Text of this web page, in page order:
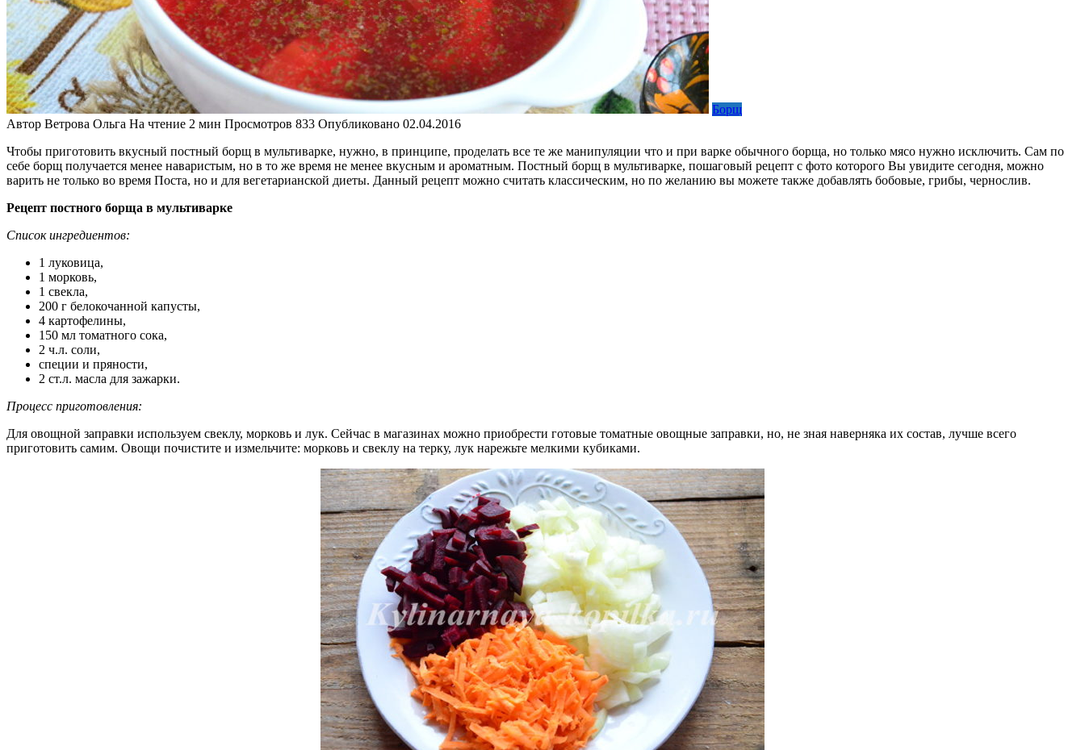
Борщ
Автор Ветрова Ольга На чтение 2 мин Просмотров 833 Опубликовано 02.04.2016
Чтобы приготовить вкусный постный борщ в мультиварке, нужно, в принципе, проделать все те же манипуляции что и при варке обычного борща, но только мясо нужно исключить. Сам по
себе борщ получается менее наваристым, но в то же время не менее вкусным и ароматным. Постный борщ в мультиварке, пошаговый рецепт с фото которого Вы увидите сегодня, можно
варить не только во время Поста, но и для вегетарианской диеты. Данный рецепт можно считать классическим, но по желанию вы можете также добавлять бобовые, грибы, чернослив.
Рецепт постного борща в мультиварке
Список ингредиентов:
1 луковица,
1 морковь,
1 свекла,
200 г белокочанной капусты,
4 картофелины,
150 мл томатного сока,
2 ч.л. соли,
специи и пряности,
2 ст.л. масла для зажарки.
Процесс приготовления:
Для овощной заправки используем свеклу, морковь и лук. Сейчас в магазинах можно приобрести готовые томатные овощные заправки, но, не зная наверняка их состав, лучше всего
приготовить самим. Овощи почистите и измельчите: морковь и свеклу на терку, лук нарежьте мелкими кубиками.